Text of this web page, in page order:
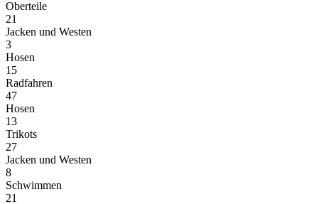
Oberteile
21
Jacken und Westen
3
Hosen
15
Radfahren
47
Hosen
13
Trikots
27
Jacken und Westen
8
Schwimmen
21